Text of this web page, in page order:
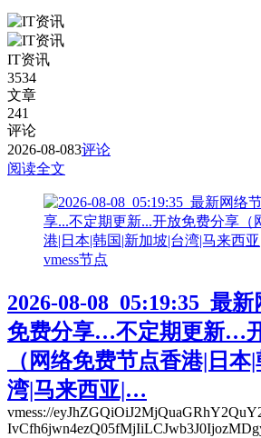
IT资讯
3534
文章
241
评论
2026-08-083评论
阅读全文
vmess节点
2026-08-08_05:19:35_最
免费分享…不定期更新…
（网络免费节点香港|日本
湾|马来西亚|…
vmess://